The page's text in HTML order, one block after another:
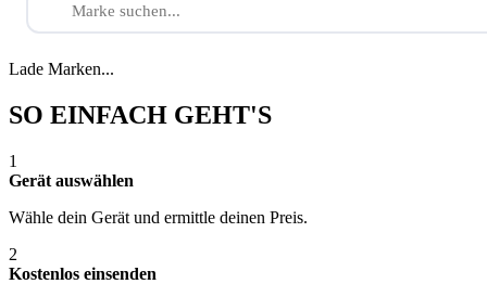
Lade Marken...
SO EINFACH GEHT'S
1
Gerät auswählen
Wähle dein Gerät und ermittle deinen Preis.
2
Kostenlos einsenden